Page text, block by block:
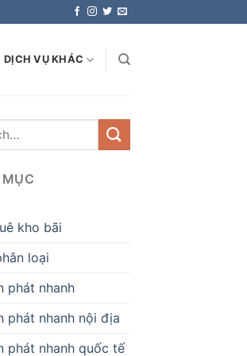
DỊCH VỤ KHÁC
kho bãi
loại
phát nhanh
phát nhanh nội địa
phát nhanh quốc tế